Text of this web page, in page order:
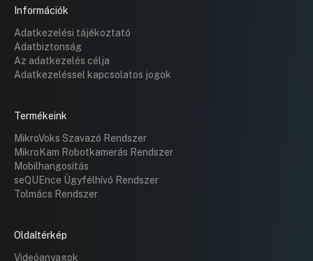
Információk
Adatkezelési tájékoztató
Adatbiztonság
Az adatkezelés célja
Adatkezeléssel kapcsolatos jogok
Termékeink
MikroVoks Szavazó Rendszer
MikroKam Robotkamerás Rendszer
Mobilhangosítás
seQUEnce Ügyfélhívó Rendszer
Tolmács Rendszer
Oldaltérkép
Videóanyagok